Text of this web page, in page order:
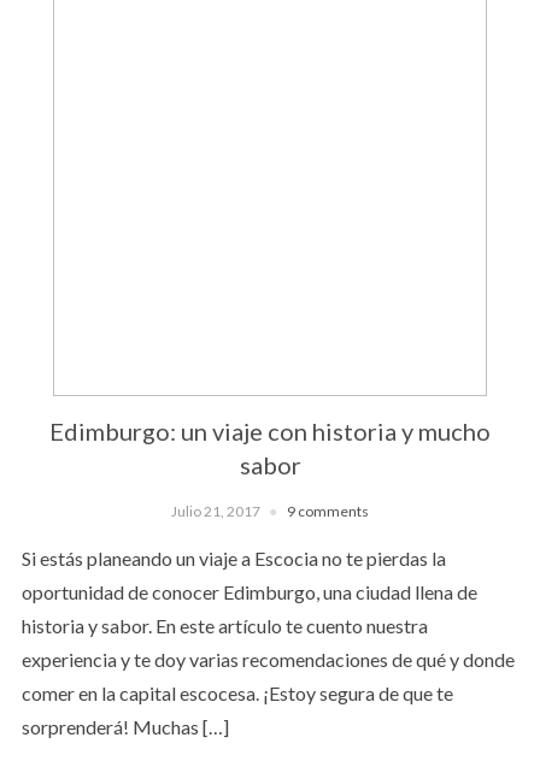
Edimburgo: un viaje con historia y mucho
sabor
Julio 21, 2017 9 comments
Si estás planeando un viaje a Escocia no te pierdas la
oportunidad de conocer Edimburgo, una ciudad llena de
historia y sabor. En este artículo te cuento nuestra
experiencia y te doy varias recomendaciones de qué y donde
comer en la capital escocesa. ¡Estoy segura de que te
sorprenderá! Muchas […]